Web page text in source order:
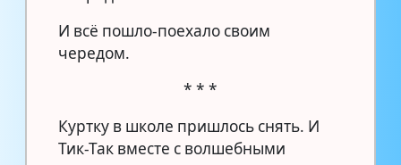
И всё пошло-поехало своим
чередом.
* * *
Куртку в школе пришлось снять. И
Тик-Так вместе с волшебными